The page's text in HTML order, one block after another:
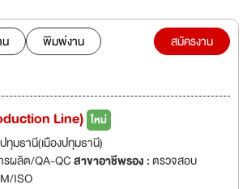
น
พิมพ์งาน
สมัครงาน
Line) ใหม่
ปทุมธานี(เมืองปทุมธานี)
รผลิต/QA-QCสาขาอาชีพรอง :ตรวจสอบ
ISO